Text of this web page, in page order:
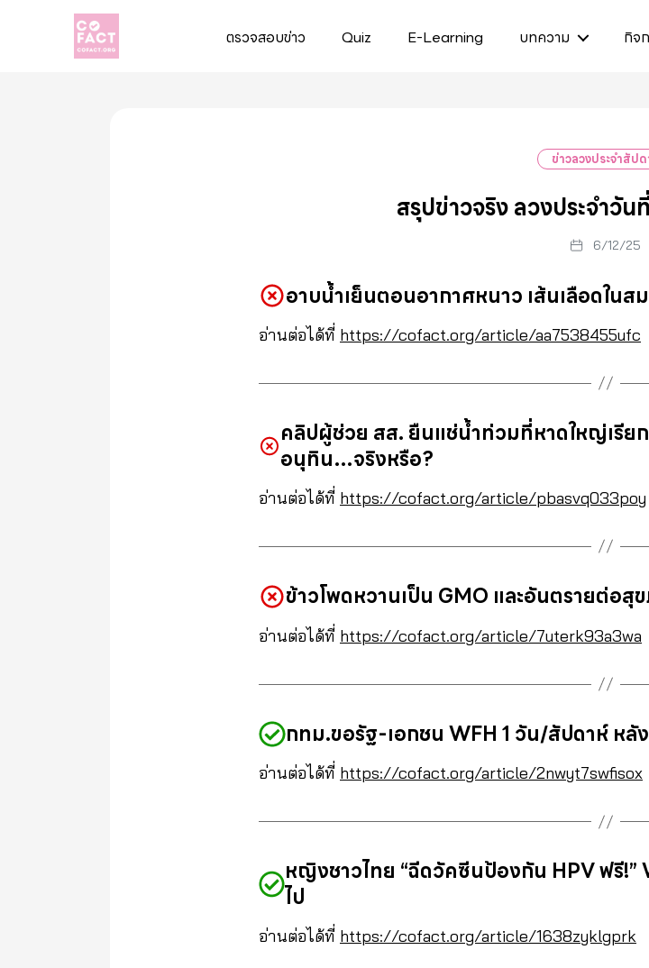
ตรวจสอบข่าว Quiz E-Learning บทความ กิจ
ข่าวลวงประจำสัป
สรุปข่าวจริง ลวงประจำวั
6/12/25
อาบน้ำเย็นตอนอากาศหนาว เส้นเลือดใน
อ่านต่อได้ที่ https://cofact.org/article/aa7538455ufc
คลิปผู้ช่วย สส. ยืนแช่น้ำท่วมที่หาดใหญ่เรีย
อนุทิน…จริงหรือ?
อ่านต่อได้ที่ https://cofact.org/article/pbasvq033poy
ข้าวโพดหวานเป็น GMO และอันตรายต่อ
อ่านต่อได้ที่ https://cofact.org/article/7uterk93a3wa
กทม.ขอรัฐ-เอกชน WFH 1 วัน/สัปดาห์ ห
อ่านต่อได้ที่ https://cofact.org/article/2nwyt7swfisox
หญิงชาวไทย “ฉีดวัคซีนป้องกัน HPV ฟรี!”
ไป
อ่านต่อได้ที่ https://cofact.org/article/1638zyklgprk